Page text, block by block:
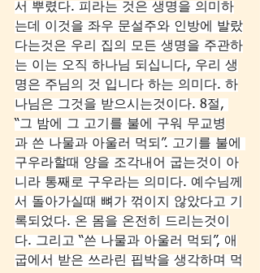
서 뿌렸다. 피라는 것은 생명을 의미하
는데 이것을 좌우 문설주와 인방에 발랐
다는것은 우리 집의 모든 생명을 주관하
는 이는 오직 하나님 되십니다, 우리 생
명은 주님의 것 입니다 하는 의미다. 하
나님은 그것을 받으시는것이다. 8절,
“그 밤에 그 고기를 불에 구워 무교병
과 쓴 나물과 아울러 먹되”. 고기를 불에
구우라할때 양을 조각내어 굽는것이 아
니라 통째로 구우라는 의미다. 예수님께
서 돌아가실때 뼈가 꺾이지 않았다고 기
록되었다. 온 몸을 온전히 드리는것이
다. 그리고 “쓴 나물과 아울러 먹되”, 애
굽에서 받은 쓰라린 핍박을 생각하며 먹